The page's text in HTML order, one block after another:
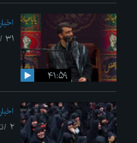
۴۱:۵۹
اخبار
۳۱ /خرداد/ ۱۴۰۵
اخبار
۲ /تیر/ ۱۴۰۵